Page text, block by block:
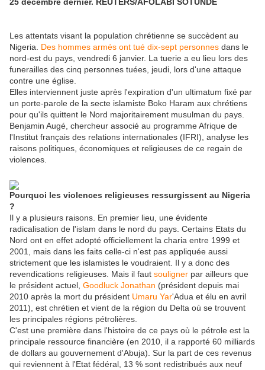
Les attentats visant la population chrétienne se succèdent au
Nigeria. Des hommes armés ont tué dix-sept personnes dans le
nord-est du pays, vendredi 6 janvier. La tuerie a eu lieu lors des
funerailles des cinq personnes tuées, jeudi, lors d'une attaque
contre une église.
Elles interviennent juste après l'expiration d'un ultimatum fixé par
un porte-parole de la secte islamiste Boko Haram aux chrétiens
pour qu'ils quittent le Nord majoritairement musulman du pays.
Benjamin Augé, chercheur associé au programme Afrique de
l'Institut français des relations internationales (IFRI), analyse les
raisons politiques, économiques et religieuses de ce regain de
violences.
Pourquoi les violences religieuses ressurgissent au Nigeria
?
Il y a plusieurs raisons. En premier lieu, une évidente
radicalisation de l'islam dans le nord du pays. Certains Etats du
Nord ont en effet adopté officiellement la charia entre 1999 et
2001, mais dans les faits celle-ci n'est pas appliquée aussi
strictement que les islamistes le voudraient. Il y a donc des
revendications religieuses. Mais il faut souligner par ailleurs que
le président actuel, Goodluck Jonathan (président depuis mai
2010 après la mort du président Umaru Yar'Adua et élu en avril
2011), est chrétien et vient de la région du Delta où se trouvent
les principales régions pétrolières.
C'est une première dans l'histoire de ce pays où le pétrole est la
principale ressource financière (en 2010, il a rapporté 60 milliards
de dollars au gouvernement d'Abuja). Sur la part de ces revenus
qui reviennent à l'Etat fédéral, 13 % sont redistribués aux neuf